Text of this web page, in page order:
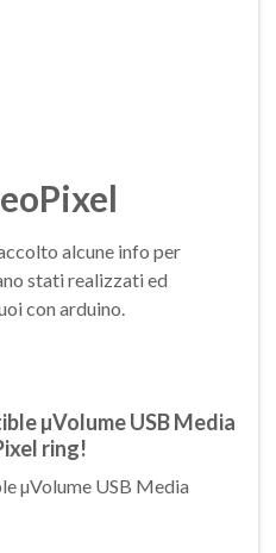
alcune info per
stati realizzati ed
con arduino.
µVolume USB Media
ring!